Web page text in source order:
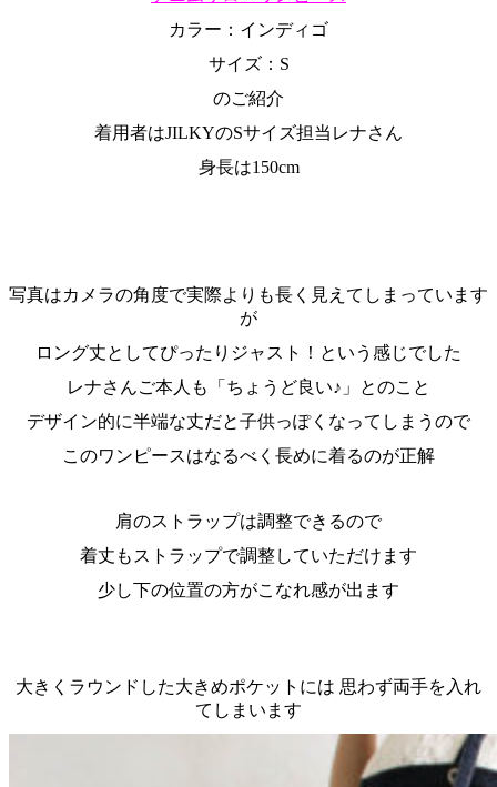
カラー：インディゴ
サイズ：S
のご紹介
着用者はJILKYのSサイズ担当レナさん
身長は150cm
写真はカメラの角度で実際よりも長く見えてしまっています
が
ロング丈としてぴったりジャスト！という感じでした
レナさんご本人も「ちょうど良い♪」とのこと
デザイン的に半端な丈だと子供っぽくなってしまうので
このワンピースはなるべく長めに着るのが正解
肩のストラップは調整できるので
着丈もストラップで調整していただけます
少し下の位置の方がこなれ感が出ます
大きくラウンドした大きめポケットには 思わず両手を入れ
てしまいます